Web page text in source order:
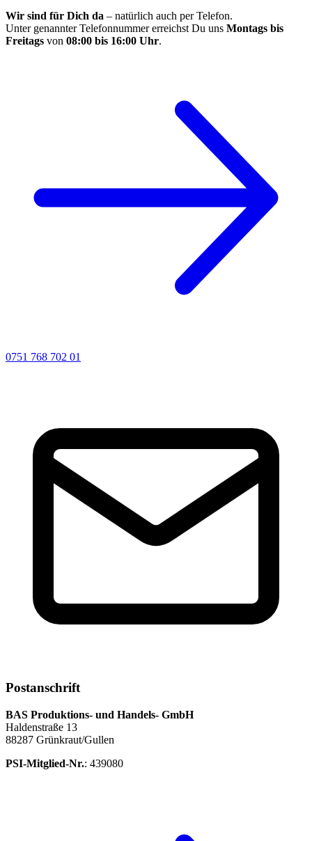
Wir sind für Dich da – natürlich auch per Telefon.
Unter genannter Telefonnummer erreichst Du uns Montags bis
Freitags von 08:00 bis 16:00 Uhr.
0751 768 702 01
Postanschrift
BAS Produktions- und Handels- GmbH
Haldenstraße 13
88287 Grünkraut/Gullen
PSI-Mitglied-Nr.: 439080